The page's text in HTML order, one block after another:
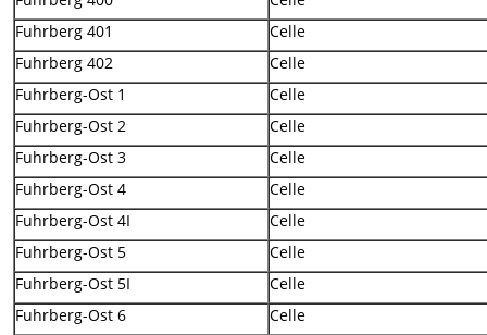
Fuhrberg 401
Celle
Fuhrberg 402
Celle
Fuhrberg-Ost 1
Celle
Fuhrberg-Ost 2
Celle
Fuhrberg-Ost 3
Celle
Fuhrberg-Ost 4
Celle
Fuhrberg-Ost 4I
Celle
Fuhrberg-Ost 5
Celle
Fuhrberg-Ost 5I
Celle
Fuhrberg-Ost 6
Celle